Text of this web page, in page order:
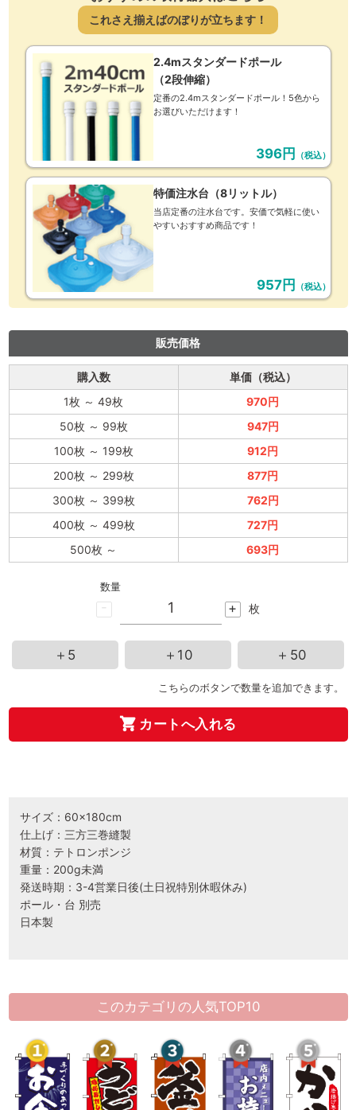
これさえ揃えばのぼりが立ちます！
2.4mスタンダードポール
（2段伸縮）
定番の2.4mスタンダードポール！5色から
お選びいただけます！
396円 （税込）
特価注水台（8リットル）
当店定番の注水台です。安価で気軽に使い
やすいおすすめ商品です！
957円 （税込）
販売価格
購入数
単価（税込）
1枚 ～ 49枚
970円
50枚 ～ 99枚
947円
100枚 ～ 199枚
912円
200枚 ～ 299枚
877円
300枚 ～ 399枚
762円
400枚 ～ 499枚
727円
500枚 ～ 693円
-
数量
+ 枚
＋5 ＋10 ＋50
こちらのボタンで数量を追加できます。
カートへ入れる
サイズ：60×180cm
仕上げ：三方三巻縫製
材質：テトロンポンジ
重量：200g未満
発送時期：3-4営業日後(土日祝特別休暇休み)
ポール・台 別売
日本製
このカテゴリの人気TOP10